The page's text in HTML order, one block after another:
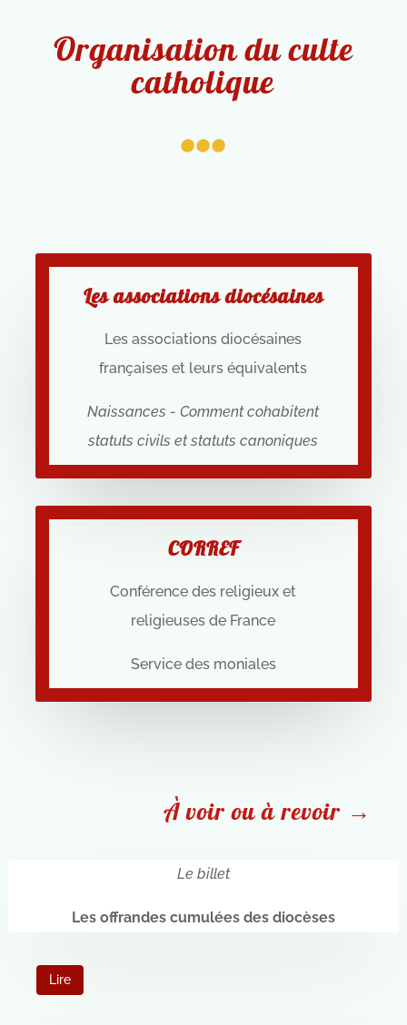
Organisation du culte
catholique
...
Les associations diocésaines
Les associations diocésaines
françaises et leurs équivalents
Naissances - Comment cohabitent
statuts civils et statuts canoniques
CORREF
Conférence des religieux et
religieuses de France
Service des moniales
À voir ou à revoir →
Le billet
Les offrandes cumulées des diocèses
Lire